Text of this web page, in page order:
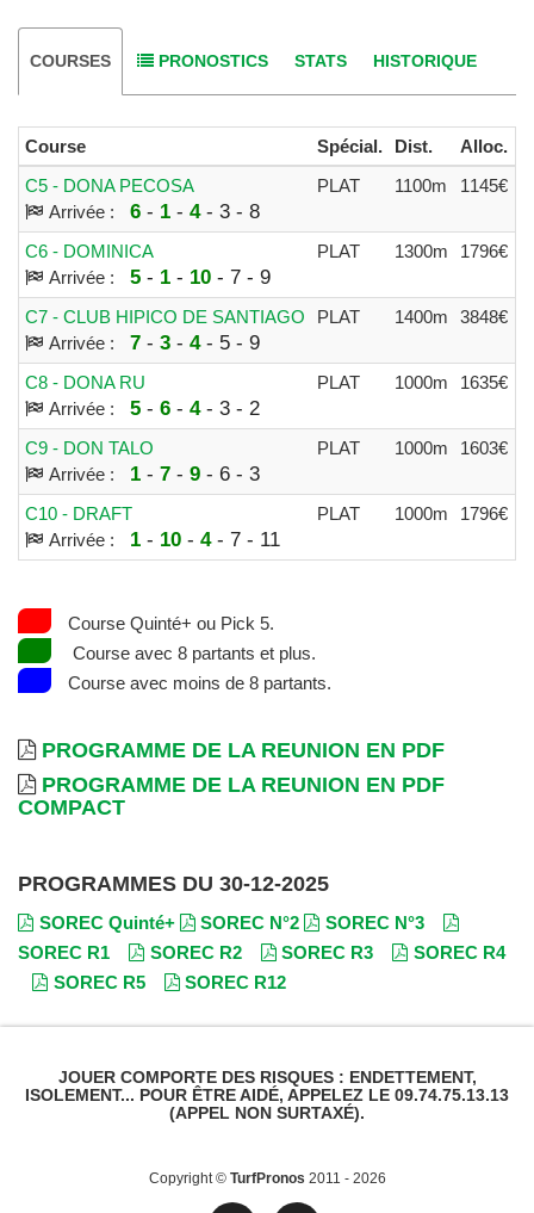
COURSES PRONOSTICS STATS HISTORIQUE
Course Spécial. Dist. Alloc.
C5 - DONA PECOSA
Arrivée :
6- 1 - 4- 3 - 8
PLAT 1100m 1145€
C6 - DOMINICA
Arrivée :
5- 1 - 10- 7 - 9
PLAT 1300m 1796€
C7 - CLUB HIPICO DE SANTIAGO
Arrivée :
7- 3- 4- 5 - 9
PLAT 1400m 3848€
C8 - DONA RU
Arrivée :
5- 6- 4- 3 - 2
PLAT 1000m 1635€
C9 - DON TALO
Arrivée :
1 - 7- 9- 6 - 3
PLAT 1000m 1603€
C10 - DRAFT
Arrivée :
1 - 10- 4- 7 - 11
PLAT 1000m 1796€
Course Quinté+ ou Pick 5.
Course avec 8 partants et plus.
Course avec moins de 8 partants.
PROGRAMME DE LA REUNION EN PDF
PROGRAMME DE LA REUNION EN PDF
COMPACT
PROGRAMMES DU 30-12-2025
SOREC Quinté+ SOREC N°2
SOREC N°3
SOREC R1
SOREC R2 SOREC R3
SOREC R4
SOREC R5
SOREC R12
JOUER COMPORTE DES RISQUES : ENDETTEMENT,
ISOLEMENT... POUR ÊTRE AIDÉ, APPELEZ LE 09.74.75.13.13
(APPEL NON SURTAXÉ).
Copyright © TurfPronos 2011 - 2026